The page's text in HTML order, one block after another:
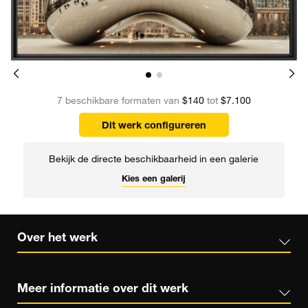
7 beschikbare formaten van $140 tot $7.100
Dit werk configureren
Bekijk de directe beschikbaarheid in een galerie
Kies een galerij
Over het werk
Meer informatie over dit werk